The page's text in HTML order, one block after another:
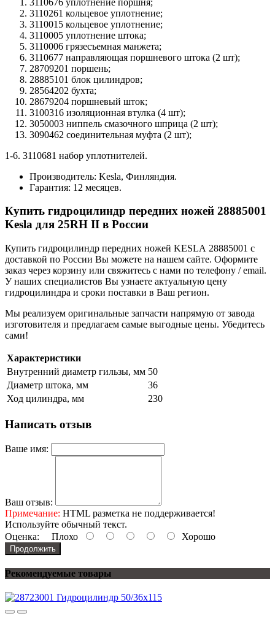
3110261 кольцевое уплотнение;
3110015 кольцевое уплотнение;
3110005 уплотнение штока;
3110006 грязесъемная манжета;
3110677 направляющая поршневого штока (2 шт);
28709201 поршень;
28885101 блок цилиндров;
28564202 бухта;
28679204 поршневый шток;
3100316 изоляционная втулка (4 шт);
3050003 ниппель смазочного шприца (2 шт);
3090462 соединительная муфта (2 шт);
1-6. 3110681 набор уплотнителей.
Производитель: Kesla, Финляндия.
Гарантия: 12 месяцев.
Купить гидроцилиндр передних ножей 28885001
Kesla для 25RH II в России
Купить гидроцилиндр передних ножей KESLA 28885001 с
доставкой по России Вы можете на нашем сайте. Оформите
заказ через корзину или свяжитесь с нами по телефону / email.
У наших специалистов Вы узнаете актуальную цену
гидроцилиндра и сроки поставки в Ваш регион.
Мы реализуем оригинальные запчасти напрямую от завода
изготовителя и предлагаем самые выгодные цены. Убедитесь
сами!
Характеристики
Внутренний диаметр гильзы, мм 50
Диаметр штока, мм
36
Ход цилиндра, мм
230
Написать отзыв
Ваше имя:
Ваш отзыв:
Примечание: HTML разметка не поддерживается!
Используйте обычный текст.
Оценка: Плохо Хорошо
Продолжить
Рекомендуемые товары